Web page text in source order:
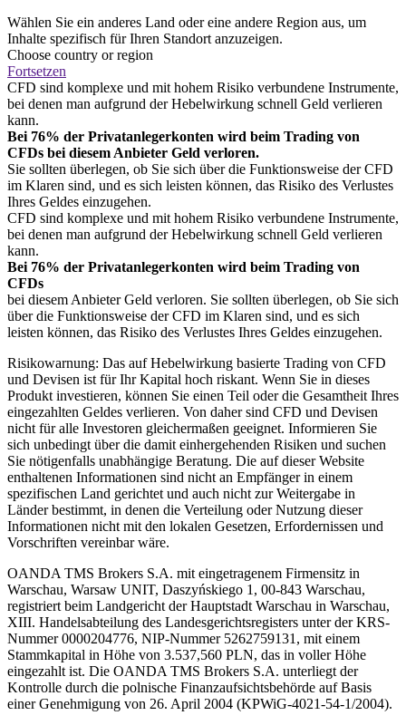
Wählen Sie ein anderes Land oder eine andere Region aus, um
Inhalte spezifisch für Ihren Standort anzuzeigen.
Choose country or region
Fortsetzen
CFD sind komplexe und mit hohem Risiko verbundene Instrumente,
bei denen man aufgrund der Hebelwirkung schnell Geld verlieren
kann.
Bei 76% der Privatanlegerkonten wird beim Trading von
CFDs bei diesem Anbieter Geld verloren.
Sie sollten überlegen, ob Sie sich über die Funktionsweise der CFD
im Klaren sind, und es sich leisten können, das Risiko des Verlustes
Ihres Geldes einzugehen.
CFD sind komplexe und mit hohem Risiko verbundene Instrumente,
bei denen man aufgrund der Hebelwirkung schnell Geld verlieren
kann.
Bei 76% der Privatanlegerkonten wird beim Trading von
CFDs
bei diesem Anbieter Geld verloren. Sie sollten überlegen, ob Sie sich
über die Funktionsweise der CFD im Klaren sind, und es sich
leisten können, das Risiko des Verlustes Ihres Geldes einzugehen.
Risikowarnung: Das auf Hebelwirkung basierte Trading von CFD
und Devisen ist für Ihr Kapital hoch riskant. Wenn Sie in dieses
Produkt investieren, können Sie einen Teil oder die Gesamtheit Ihres
eingezahlten Geldes verlieren. Von daher sind CFD und Devisen
nicht für alle Investoren gleichermaßen geeignet. Informieren Sie
sich unbedingt über die damit einhergehenden Risiken und suchen
Sie nötigenfalls unabhängige Beratung. Die auf dieser Website
enthaltenen Informationen sind nicht an Empfänger in einem
spezifischen Land gerichtet und auch nicht zur Weitergabe in
Länder bestimmt, in denen die Verteilung oder Nutzung dieser
Informationen nicht mit den lokalen Gesetzen, Erfordernissen und
Vorschriften vereinbar wäre.
OANDA TMS Brokers S.A. mit eingetragenem Firmensitz in
Warschau, Warsaw UNIT, Daszyńskiego 1, 00-843 Warschau,
registriert beim Landgericht der Hauptstadt Warschau in Warschau,
XIII. Handelsabteilung des Landesgerichtsregisters unter der KRS-
Nummer 0000204776, NIP-Nummer 5262759131, mit einem
Stammkapital in Höhe von 3.537,560 PLN, das in voller Höhe
eingezahlt ist. Die OANDA TMS Brokers S.A. unterliegt der
Kontrolle durch die polnische Finanzaufsichtsbehörde auf Basis
einer Genehmigung von 26. April 2004 (KPWiG-4021-54-1/2004).